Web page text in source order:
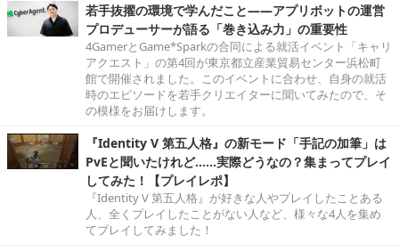
若手抜擢の環境で学んだこと――アプリボットの運営
プロデューサーが語る「巻き込み力」の重要性
4GamerとGame*Sparkの合同による就活イベント「キャリ
アクエスト」の第4回が東京都立産業貿易センター浜松町
館で開催されました。このイベントに合わせ、自身の就活
時のエピソードを若手クリエイターに聞いてみたので、そ
の模様をお届けします。
『Identity V 第五人格』の新モード「手記の加筆」は
PvEと聞いたけれど……実際どうなの？集まってプレイ
してみた！【プレイレポ】
『Identity V 第五人格』が好きな人やプレイしたことある
人、全くプレイしたことがない人など、様々な4人を集め
てプレイしてみました！